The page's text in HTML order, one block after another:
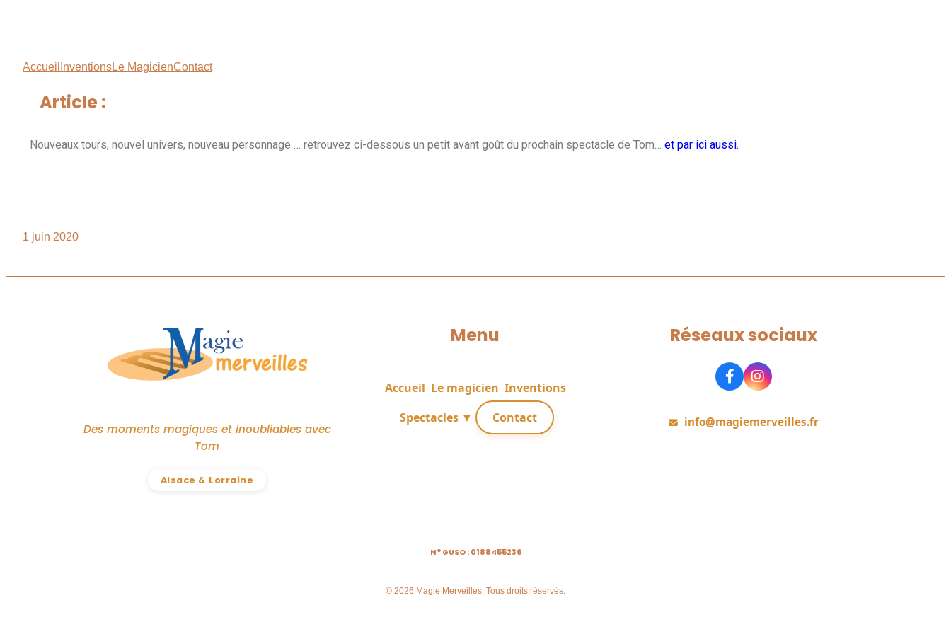
Accueil InventionsLe MagicienContact
Article :
Nouveaux tours, nouvel univers, nouveau personnage … retrouvez ci-dessous un petit avant goût du prochain spectacle de Tom… et par ici aussi.
1 juin 2020
Des moments magiques et inoubliables avec
Tom
Alsace & Lorraine
Menu
Accueil Le magicien Inventions
Spectacles ▼
Contact
Réseaux sociaux
info@magiemerveilles.fr
N° GUSO : 0188455236
© 2026 Magie Merveilles. Tous droits réservés.